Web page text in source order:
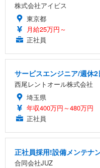
株式会社アイビス
東京都
月給25万円～
正社員
サービスエンジニア/週休
西尾レントオール株式会社
埼玉県
年収400万円～480万円
正社員
正社員採用!設備メンテナ
合同会社JUZ